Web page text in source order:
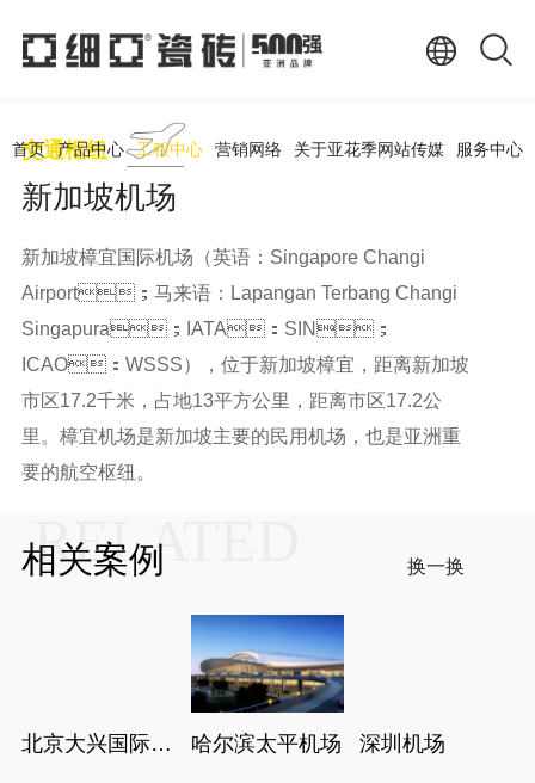
首页 产品中心 工程中心 营销网络 关于亚花季网站传媒 服务中心
交通枢纽
新加坡机场
新加坡樟宜国际机场（英语：Singapore Changi
Airport；马来语：Lapangan Terbang Changi
Singapura；IATA：SIN；
ICAO：WSSS），位于新加坡樟宜，距离新加坡
市区17.2千米，占地13平方公里，距离市区17.2公
里。樟宜机场是新加坡主要的民用机场，也是亚洲重
要的航空枢纽。
相关案例
RELATED 换一换
北京大兴国际机
哈尔滨太平机场 深圳机场